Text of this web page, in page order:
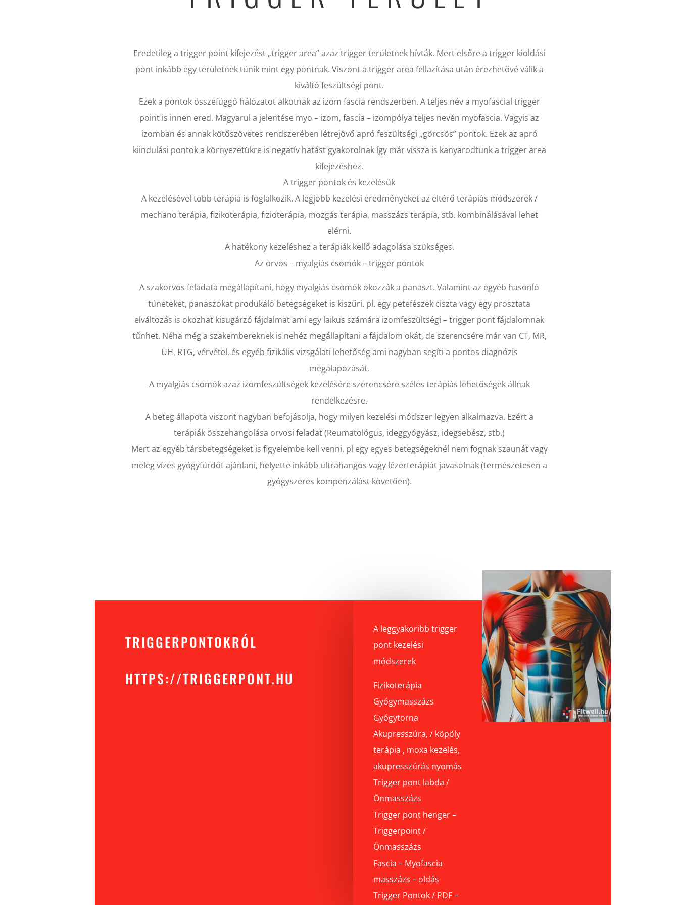
Eredetileg a trigger point kifejezést „trigger area” azaz trigger területnek hívták. Mert elsőre a trigger kioldási
pont inkább egy területnek tünik mint egy pontnak. Viszont a trigger area fellazítása után érezhetővé válik a
kiváltó feszültségi pont.
Ezek a pontok összefüggő hálózatot alkotnak az izom fascia rendszerben. A teljes név a myofascial trigger
point is innen ered. Magyarul a jelentése myo – izom, fascia – izompólya teljes nevén myofascia. Vagyis az
izomban és annak kötőszövetes rendszerében létrejövő apró feszültségi „görcsös” pontok. Ezek az apró
kiindulási pontok a környezetükre is negatív hatást gyakorolnak így már vissza is kanyarodtunk a trigger area
kifejezéshez.
A trigger pontok és kezelésük
A kezelésével több terápia is foglalkozik. A legjobb kezelési eredményeket az eltérő terápiás módszerek /
mechano terápia, fizikoterápia, fizioterápia, mozgás terápia, masszázs terápia, stb. kombinálásával lehet
elérni.
A hatékony kezeléshez a terápiák kellő adagolása szükséges.
Az orvos – myalgiás csomók – trigger pontok
A szakorvos feladata megállapítani, hogy myalgiás csomók okozzák a panaszt. Valamint az egyéb hasonló
tüneteket, panaszokat produkáló betegségeket is kiszűri. pl. egy petefészek ciszta vagy egy prosztata
elváltozás is okozhat kisugárzó fájdalmat ami egy laikus számára izomfeszültségi – trigger pont fájdalomnak
tűnhet. Néha még a szakembereknek is nehéz megállapítani a fájdalom okát, de szerencsére már van CT, MR,
UH, RTG, vérvétel, és egyéb fizikális vizsgálati lehetőség ami nagyban segíti a pontos diagnózis
megalapozását.
A myalgiás csomók azaz izomfeszültségek kezelésére szerencsére széles terápiás lehetőségek állnak
rendelkezésre.
A beteg állapota viszont nagyban befojásolja, hogy milyen kezelési módszer legyen alkalmazva. Ezért a
terápiák összehangolása orvosi feladat (Reumatológus, ideggyógyász, idegsebész, stb.)
Mert az egyéb társbetegségeket is figyelembe kell venni, pl egy egyes betegségeknél nem fognak szaunát vagy
meleg vízes gyógyfürdőt ajánlani, helyette inkább ultrahangos vagy lézerterápiát javasolnak (természetesen a
gyógyszeres kompenzálást követően).
TRIGGERPONTOKRÓL
HTTPS://TRIGGERPONT.HU
A leggyakoribb trigger
pont kezelési
módszerek
Fizikoterápia
Gyógymasszázs
Gyógytorna
Akupresszúra, / köpöly
terápia , moxa kezelés,
akupresszúrás nyomás
Trigger pont labda /
Önmasszázs
Trigger pont henger –
Triggerpoint /
Önmasszázs
Fascia – Myofascia
masszázs – oldás
Trigger Pontok / PDF –